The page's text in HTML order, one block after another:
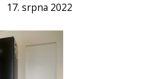
17. srpna 2022